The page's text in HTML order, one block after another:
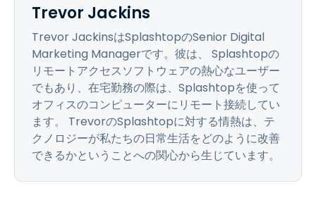
Trevor Jackins
Trevor JackinsはSplashtopのSenior Digital
Marketing Managerです。彼は、 Splashtopの
リモートアクセスソフトウェアの熱心なユーザー
でもあり、在宅勤務の際は、Splashtopを使って
オフィスのコンピューターにリモート接続してい
ます。 TrevorのSplashtopに対する情熱は、テ
クノロジーが私たちの日常生活をどのように改善
できるかということへの関心から生じています。